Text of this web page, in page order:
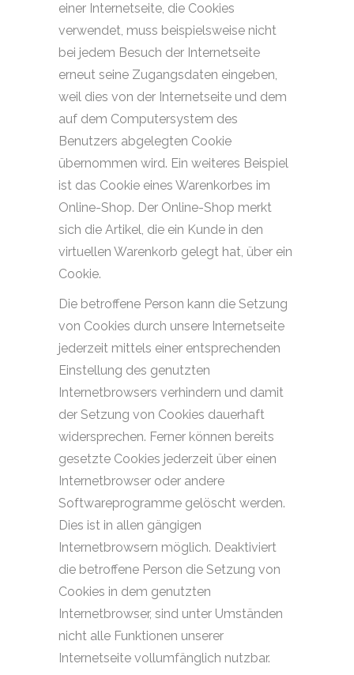
einer Internetseite, die Cookies
verwendet, muss beispielsweise nicht
bei jedem Besuch der Internetseite
erneut seine Zugangsdaten eingeben,
weil dies von der Internetseite und dem
auf dem Computersystem des
Benutzers abgelegten Cookie
übernommen wird. Ein weiteres Beispiel
ist das Cookie eines Warenkorbes im
Online-Shop. Der Online-Shop merkt
sich die Artikel, die ein Kunde in den
virtuellen Warenkorb gelegt hat, über ein
Cookie.
Die betroffene Person kann die Setzung
von Cookies durch unsere Internetseite
jederzeit mittels einer entsprechenden
Einstellung des genutzten
Internetbrowsers verhindern und damit
der Setzung von Cookies dauerhaft
widersprechen. Ferner können bereits
gesetzte Cookies jederzeit über einen
Internetbrowser oder andere
Softwareprogramme gelöscht werden.
Dies ist in allen gängigen
Internetbrowsern möglich. Deaktiviert
die betroffene Person die Setzung von
Cookies in dem genutzten
Internetbrowser, sind unter Umständen
nicht alle Funktionen unserer
Internetseite vollumfänglich nutzbar.